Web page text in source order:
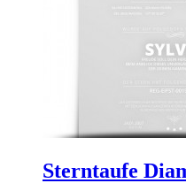
Sterntaufe